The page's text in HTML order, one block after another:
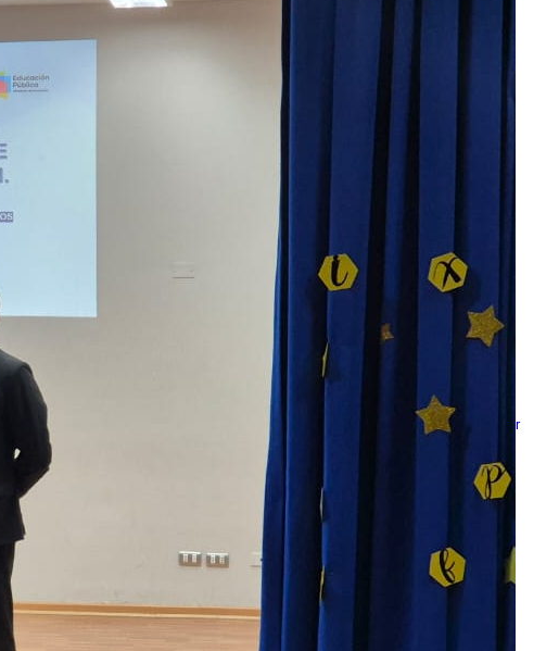
años de historia, identidad y
Escuela Abraham Sepúlveda Pizarro
realizó primera Expo Liceos para orientar
trayectorias educativas